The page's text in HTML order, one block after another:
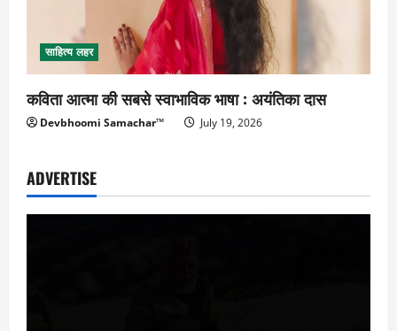
साहित्य लहर
कविता आत्मा की सबसे स्वाभाविक भाषा : अयंतिका दास
Devbhoomi Samachar™ July 19, 2026
ADVERTISE